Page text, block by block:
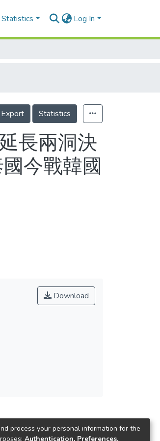
Statistics Log In
Export Statistics
長兩洞決
今戰韓國
Download
process your personal information for the
Authentication, Preferences,